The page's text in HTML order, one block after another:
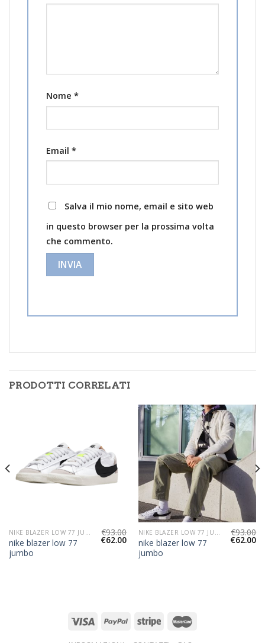
Nome *
Email *
Salva il mio nome, email e sito web
in questo browser per la prossima volta
che commento.
PRODOTTI CORRELATI
nike blazer low 77
jumbo
€93.00
€62.00
nike blazer low 77
jumbo
€93.00
€62.00